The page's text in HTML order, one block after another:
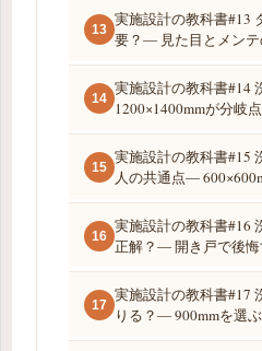
13
実施設計の教科書#13
要？― 見た目とメン
14
実施設計の教科書#14
1200×1400mmが分岐点
15
実施設計の教科書#15
人の共通点―
16
実施設計の教科書#16
正解？― 開き戸で後悔
17
実施設計の教科書#17
りる？― 900mmを選